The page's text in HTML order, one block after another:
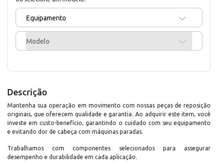
Equipamento
Modelo
Descrição
Mantenha sua operação em movimento com nossas peças de reposição
originais, que oferecem qualidade e garantia. Ao adquirir este item, você
investe em custo-benefício, garantindo o cuidado com seu equipamento
e evitando dor de cabeça com máquinas paradas.
Trabalhamos com componentes selecionados para assegurar
desempenho e durabilidade em cada aplicação.